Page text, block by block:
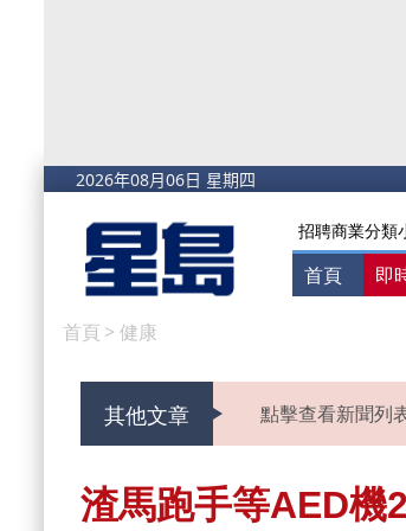
招聘商業分類
首頁 即
首頁 > 健康
其他文章 點擊查看新聞列
渣馬跑手等AED機